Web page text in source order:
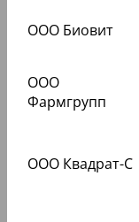
ООО Биовит
ООО
Фармгрупп
ООО Квадрат-С